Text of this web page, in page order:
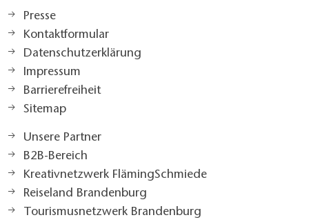
Presse
Kontaktformular
Datenschutzerklärung
Impressum
Barrierefreiheit
Sitemap
Unsere Partner
B2B-Bereich
Kreativnetzwerk FlämingSchmiede
Reiseland Brandenburg
Tourismusnetzwerk Brandenburg